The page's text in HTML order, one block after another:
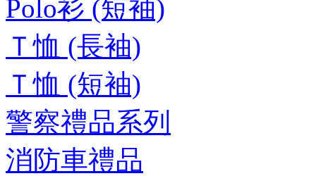
Polo衫 (短袖)
Ｔ恤 (長袖)
Ｔ恤 (短袖)
警察禮品系列
消防車禮品